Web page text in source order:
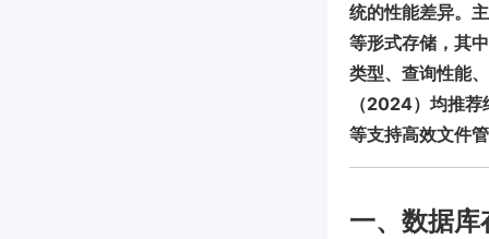
统的性能差异。
等形式存储，其
类型、查询性能
（2024）均推
等支持高效文件
一、数据